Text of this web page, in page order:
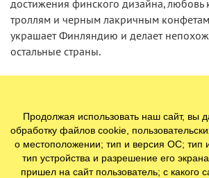
достижения финского дизайна, любовь
троллям и черным лакричным конфетам
украшает Финляндию и делает
остальные страны.
Продолжая использовать наш сайт, вы
обработку файлов cookie,
о местоположении; тип и версия ОС; тип
тип устройства и разрешение его
пришел на сайт пользователь; с какого